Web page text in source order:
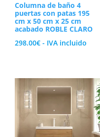
Columna de baño 4
puertas con patas 195
cm x 50 cm x 25 cm
acabado ROBLE CLARO
298.00€ - IVA incluido